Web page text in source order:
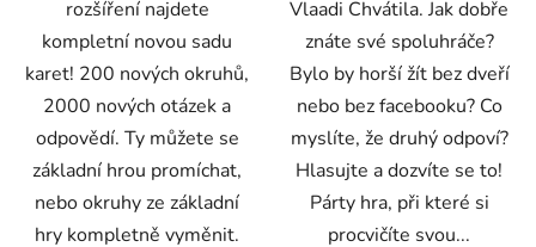
rozšíření najdete
kompletní novou sadu
karet! 200 nových okruhů,
2000 nových otázek a
odpovědí. Ty můžete se
základní hrou promíchat,
nebo okruhy ze základní
hry kompletně vyměnit.
Vlaadi Chvátila. Jak dobře
znáte své spoluhráče?
Bylo by horší žít bez dveří
nebo bez facebooku? Co
myslíte, že druhý odpoví?
Hlasujte a dozvíte se to!
Párty hra, při které si
procvičíte svou...